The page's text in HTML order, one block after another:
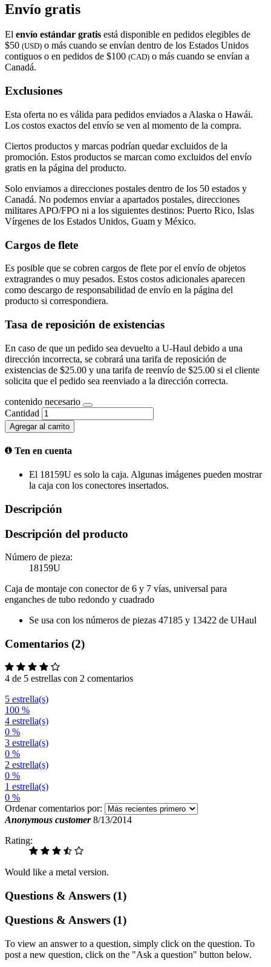
Envío gratis
El envío estándar gratis está disponible en pedidos elegibles de
$50 (USD) o más cuando se envían dentro de los Estados Unidos
contiguos o en pedidos de $100 (CAD) o más cuando se envían a
Canadá.
Exclusiones
Esta oferta no es válida para pedidos enviados a Alaska o Hawái.
Los costos exactos del envío se ven al momento de la compra.
Ciertos productos y marcas podrían quedar excluidos de la
promoción. Estos productos se marcan como excluidos del envío
gratis en la página del producto.
Solo enviamos a direcciones postales dentro de los 50 estados y
Canadá. No podemos enviar a apartados postales, direcciones
militares APO/FPO ni a los siguientes destinos: Puerto Rico, Islas
Vírgenes de los Estados Unidos, Guam y México.
Cargos de flete
Es posible que se cobren cargos de flete por el envío de objetos
extragrandes o muy pesados. Estos costos adicionales aparecen
como descargo de responsabilidad de envío en la página del
producto si correspondiera.
Tasa de reposición de existencias
En caso de que un pedido sea devuelto a U-Haul debido a una
dirección incorrecta, se cobrará una tarifa de reposición de
existencias de $25.00 y una tarifa de reenvío de $25.00 si el cliente
solicita que el pedido sea reenviado a la dirección correcta.
contenido necesario
Cantidad
Agregar al carrito
Ten en cuenta
El 18159U es solo la caja. Algunas imágenes pueden mostrar
la caja con los conectores insertados.
Descripción
Descripción del producto
Número de pieza:
18159U
Caja de montaje con conector de 6 y 7 vías, universal para
enganches de tubo redondo y cuadrado
Se usa con los números de piezas 47185 y 13422 de UHaul
Comentarios (2)
4 de 5 estrellas con 2 comentarios
5 estrella(s)
100 %
4 estrella(s)
0 %
3 estrella(s)
0 %
2 estrella(s)
0 %
1 estrella(s)
0 %
Ordenar comentarios por:
Anonymous customer 8/13/2014
Rating:
Would like a metal version.
Questions & Answers (1)
Questions & Answers (1)
To view an answer to a question, simply click on the question. To
post a new question, click on the "Ask a question" button below.